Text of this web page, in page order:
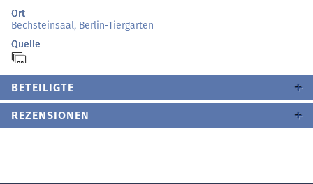
Ort
Bechsteinsaal, Berlin-Tiergarten
Quelle
BETEILIGTE
REZENSIONEN